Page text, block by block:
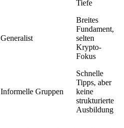
Tiefe
Generalist
Breites
Fundament,
selten
Krypto-
Fokus
Informelle Gruppen
Schnelle
Tipps, aber
keine
strukturierte
Ausbildung